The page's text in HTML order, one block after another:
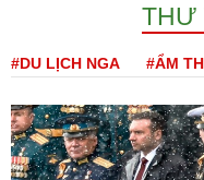
THƯ
#DU LỊCH NGA #ẨM